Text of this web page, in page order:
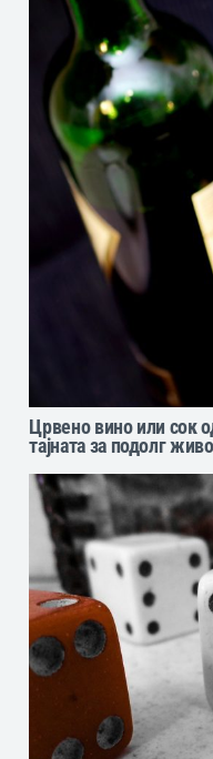
Црвено вино или сок
тајната за подолг